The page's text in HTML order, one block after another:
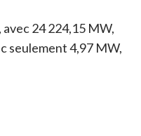
avec 24 224,15 MW,
seulement 4,97 MW,